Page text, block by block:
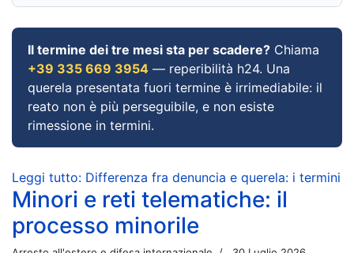
Il termine dei tre mesi sta per scadere? Chiama
+39 335 669 3954 — reperibilità h24. Una
querela presentata fuori termine è irrimediabile: il
reato non è più perseguibile, e non esiste
rimessione in termini.
Leggi tutto: Differenza fra denuncia e querela: i termini
Minori e reti telematiche: il
processo minorile